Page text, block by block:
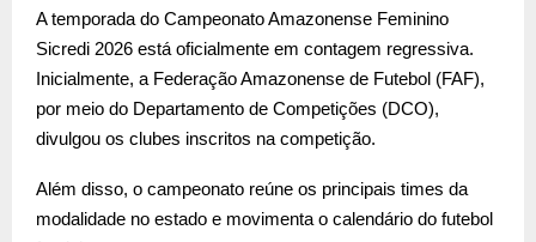
A temporada do Campeonato Amazonense Feminino
Sicredi 2026 está oficialmente em contagem regressiva.
Inicialmente, a Federação Amazonense de Futebol (FAF),
por meio do Departamento de Competições (DCO),
divulgou os clubes inscritos na competição.
Além disso, o campeonato reúne os principais times da
modalidade no estado e movimenta o calendário do futebol